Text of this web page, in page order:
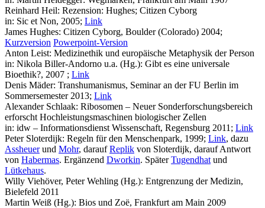
Reinhard Heil: Rezension: Hughes; Citizen Cyborg
in: Sic et Non, 2005; Link
James Hughes: Citizen Cyborg, Boulder (Colorado) 2004;
Kurzversion Powerpoint-Version
Anton Leist: Medizinethik und europäische Metaphysik der Person
in: Nikola Biller-Andorno u.a. (Hg.): Gibt es eine universale
Bioethik?, 2007 ; Link
Denis Mäder: Transhumanismus, Seminar an der FU Berlin im
Sommersemester 2013; Link
Alexander Schlaak: Ribosomen – Neuer Sonderforschungsbereich
erforscht Hochleistungsmaschinen biologischer Zellen
in: idw – Informationsdienst Wissenschaft, Regensburg 2011; Link
Peter Sloterdijk: Regeln für den Menschenpark, 1999; Link, dazu
Assheuerund Mohr, daraufReplik von Sloterdijk, darauf Antwort
von Habermas. Ergänzend Dworkin. SpäterTugendhat und
Lütkehaus.
Willy Viehöver, Peter Wehling (Hg.): Entgrenzung der Medizin,
Bielefeld 2011
Martin Weiß (Hg.): Bios und Zoë, Frankfurt am Main 2009